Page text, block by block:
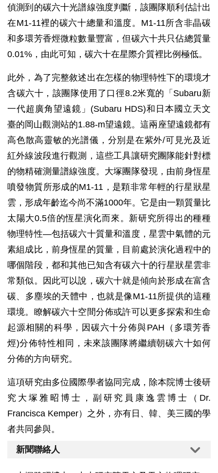
偵測到的碳六十光譜線強度判斷，該團隊順利估計出
在M1-11裡的碳六十總量和溫度。M1-11所含非晶碳
和多環芳香烴微粒數量豐富，但碳六十共只佔總質量
0.01%，由此可知，碳六十在星際介質裡比例極低。
此外，為了完整敘述出在怎樣的物理特性下的環境才
含碳六十，該團隊使用了口徑8.2米寬的「Subaru新
一代超廣角望遠鏡」(Subaru HDS)和日本國立天文
臺的岡山觀測站的1.88-m望遠鏡。這兩座望遠鏡都有
高色散高靈敏的光譜儀，分別是在紫外/可見光及近
紅外線波段進行觀測，這些工具讓研究團隊能針對標
的物精確測量譜線強度。大塚團隊發現，由前身恆星
噴發物質所形成的M1-11，是顆非常年輕的行星狀星
雲，形成年齡迄今尚不滿1000年。它是由一顆質量比
太陽大0.5倍的恆星演化而來。新研究所得出的種種
物理特性—包括碳六十質量和溫度，星雲中氣體的元
素組成比，前身恆星的質量，目前處於演化過程中的
哪個階段，都和其他已知含有碳六十的行星狀星雲非
常類似。因此可以說，碳六十就是傾向於形成在富含
碳、多塵埃的天體中，也就是像M1-11所提供的這種
環境。瞭解碳六十空間分佈或許可以更多探索和生命
起源相關的科學，因碳六十分佈與PAH（多環芳香
烴)分佈特性相同，未來該團隊將繼續朝碳六十如何
分佈的方向研究。
這項研究由多位國際學者協同完成，除本院博士後研
究大塚雅昭博士，副研究員康逸雲博士（Dr.
Francisca Kemper）之外，亦有日、韓、美三國的學
者共同參與。
新聞聯絡人